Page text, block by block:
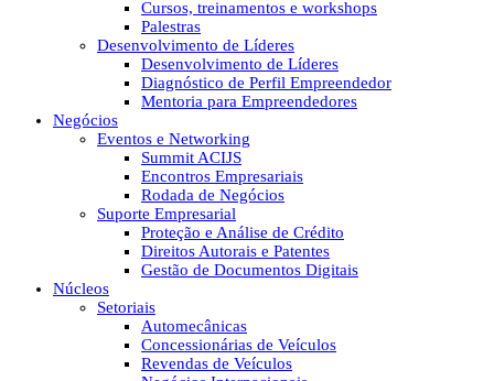
Cursos, treinamentos e workshops
Palestras
Desenvolvimento de Líderes
Desenvolvimento de Líderes
Diagnóstico de Perfil Empreendedor
Mentoria para Empreendedores
Negócios
Eventos e Networking
Summit ACIJS
Encontros Empresariais
Rodada de Negócios
Suporte Empresarial
Proteção e Análise de Crédito
Direitos Autorais e Patentes
Gestão de Documentos Digitais
Núcleos
Setoriais
Automecânicas
Concessionárias de Veículos
Revendas de Veículos